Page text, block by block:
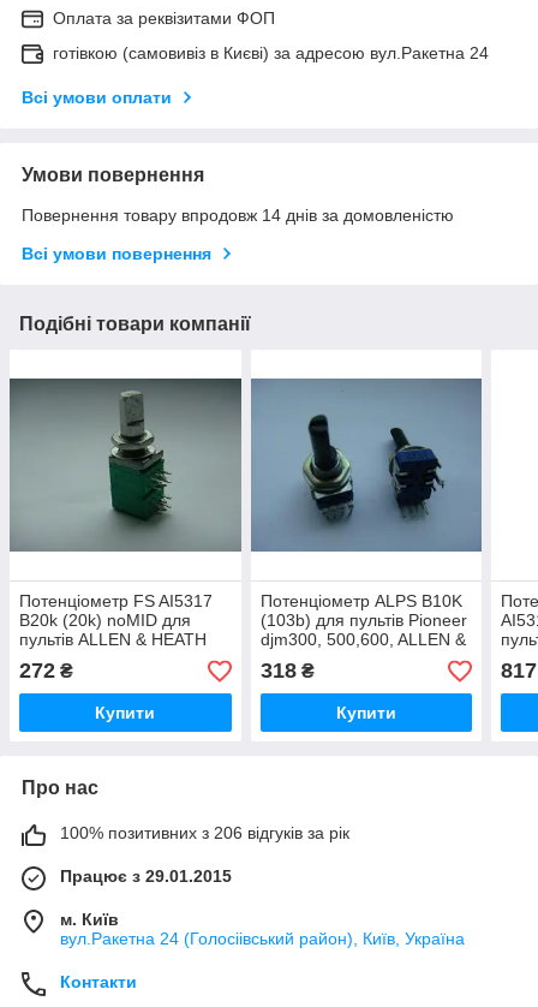
Оплата за реквізитами ФОП
готівкою (самовивіз в Києві) за адресою вул.Ракетна 24
Всі умови оплати
Умови повернення
Повернення товару впродовж 14 днів за домовленістю
Всі умови повернення
Подібні товари компанії
Потенціометр FS AI5317
B20k (20k) noMID для
пультів ALLEN & HEATH
XONE92
272 ₴
Купити
Потенціометр ALPS B10K
(103b) для пультів Pioneer
djm300, 500,600, ALLEN &
HEATH DB4
318₴
Купити
817
Про нас
100% позитивних з 206 відгуків за рік
Працює з 29.01.2015
м. Київ
вул.Ракетна 24 (Голосіівський район), Київ, Україна
Контакти